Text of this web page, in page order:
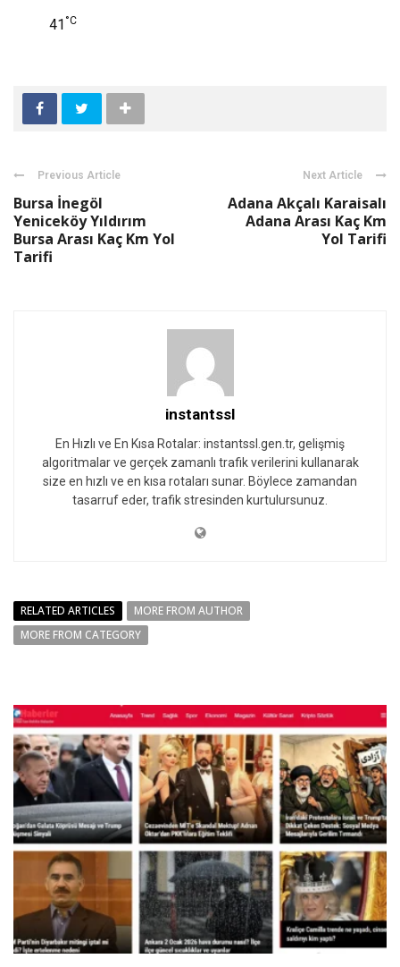
41 °C
Previous Article
Bursa İnegöl
Yeniceköy Yıldırım
Bursa Arası Kaç Km Yol
Tarifi
Next Article
Adana Akçalı Karaisalı
Adana Arası Kaç Km
Yol Tarifi
instantssl
En Hızlı ve En Kısa Rotalar: instantssl.gen.tr, gelişmiş
algoritmalar ve gerçek zamanlı trafik verilerini kullanarak
size en hızlı ve en kısa rotaları sunar. Böylece zamandan
tasarruf eder, trafik stresinden kurtulursunuz.
RELATED ARTICLES
MORE FROM AUTHOR
MORE FROM CATEGORY